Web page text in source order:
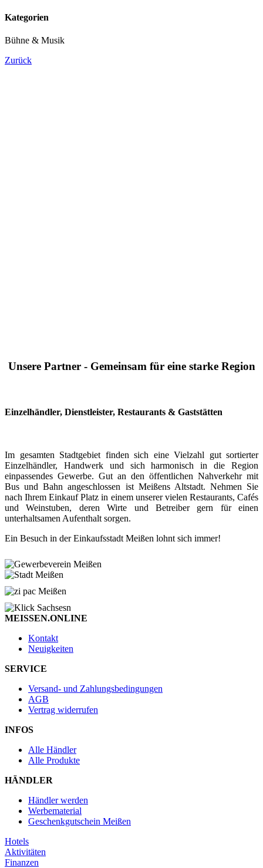
Kategorien
Bühne & Musik
Zurück
Unsere Partner - Gemeinsam für eine starke Region
Einzelhändler, Dienstleister, Restaurants & Gaststätten
Im gesamten Stadtgebiet finden sich eine Vielzahl gut sortierter
Einzelhändler, Handwerk und sich harmonisch in die Region
einpassendes Gewerbe. Gut an den öffentlichen Nahverkehr mit
Bus und Bahn angeschlossen ist Meißens Altstadt. Nehmen Sie
nach Ihrem Einkauf Platz in einem unserer vielen Restaurants, Cafés
und Weinstuben, deren Wirte und Betreiber gern für einen
unterhaltsamen Aufenthalt sorgen.
Ein Besuch in der Einkaufsstadt Meißen lohnt sich immer!
MEISSEN.ONLINE
Kontakt
Neuigkeiten
SERVICE
Versand- und Zahlungsbedingungen
AGB
Vertrag widerrufen
INFOS
Alle Händler
Alle Produkte
HÄNDLER
Händler werden
Werbematerial
Geschenkgutschein Meißen
Hotels
Aktivitäten
Finanzen